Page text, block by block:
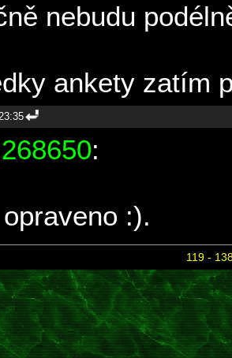
nebudu
ankety zatím
268650:
:).
119 -